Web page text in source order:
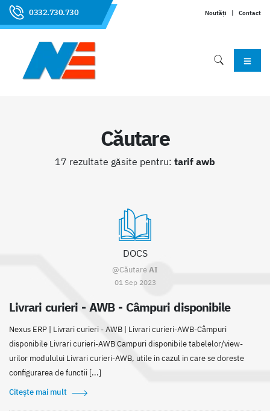
0332.730.730 Noutăți | Contact
Căutare
17 rezultate găsite pentru: tarif awb
DOCS
@CăutareAI
01 Sep 2023
Livrari curieri - AWB - Câmpuri disponibile
Nexus ERP | Livrari curieri - AWB | Livrari curieri-AWB-Câmpuri
disponibile Livrari curieri-AWB Campuri disponibile tabelelor/view-
urilor modulului Livrari curieri-AWB, utile in cazul in care se doreste
configurarea de functii [...]
Citește mai mult